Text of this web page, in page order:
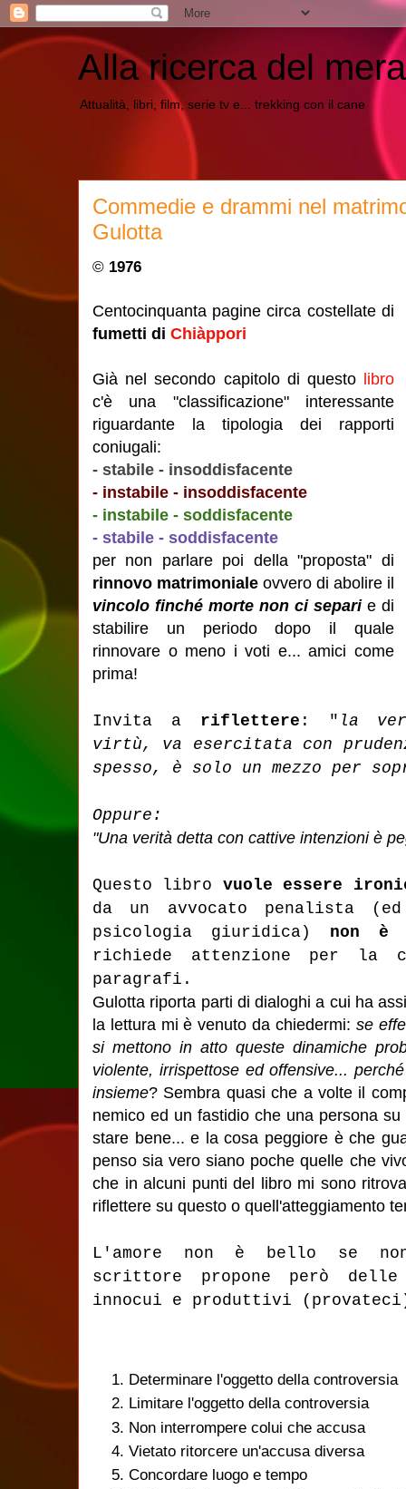
Alla ricerca del
Attualità, libri, film, serie tv e... trekking con il cane
Commedie e drammi nel
Gulotta
© 1976
Centocinquanta pagine circa costellate di
fumetti di Chiàppori
Già nel secondo capitolo di questo
libro
c'è una "classificazione" interessante
riguardante la tipologia dei rapporti
coniugali:
- stabile - insoddisfacente
- instabile - insoddisfacente
- instabile - soddisfacente
- stabile - soddisfacente
per non parlare poi della "proposta" di
rinnovo matrimoniale ovvero di abolire il
vincolo finché morte non ci separie di
stabilire un periodo dopo il quale
rinnovare o meno i voti e... amici come
prima!
Invita a riflettere : " la
virtù, va esercitata con
spesso, è solo un mezzo per
Oppure:
"Una verità detta con cattive intenzioni è
Questo libro vuole essere
da un avvocato penalista
psicologia giuridica) non è
richiede attenzione per la
paragrafi.
Gulotta riporta parti di dialoghi a cui ha
la lettura mi è venuto da chiedermi: se
si mettono in atto queste dinamiche
violente, irrispettose ed offensive...
insieme? Sembra quasi che a volte il
nemico ed un fastidio che una persona
stare bene... e la cosa peggiore è che
penso sia vero siano poche quelle che
che in alcuni punti del libro mi sono
riflettere su questo o quell'atteggiamento
L'amore non è bello se
scrittore propone però
innocui e produttivi
Determinare l'oggetto della controversia
Limitare l'oggetto della controversia
Non interrompere colui che accusa
Vietato ritorcere un'accusa diversa
Concordare luogo e tempo